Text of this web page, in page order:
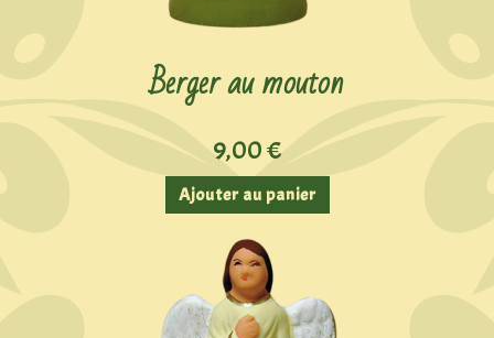
Berger au mouton
9,00€
Ajouter au panier